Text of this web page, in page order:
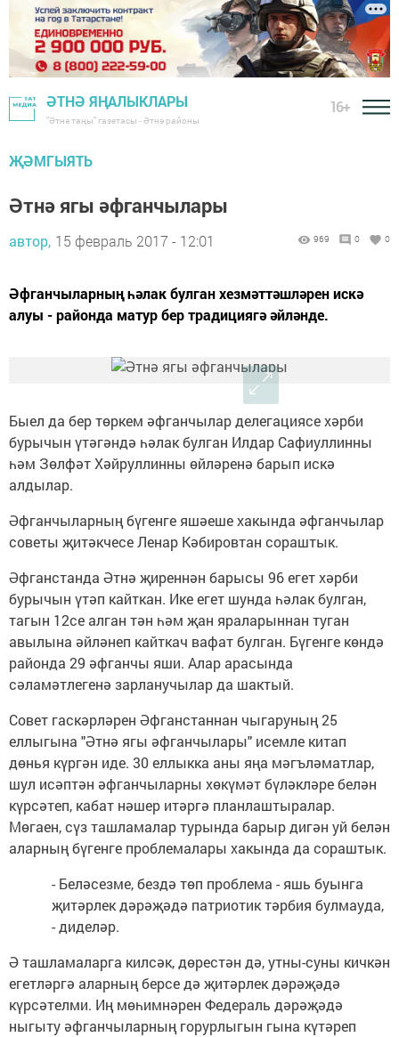
ӘТНӘ ЯҢАЛЫКЛАРЫ
"Әтнә таңы" газетасы - Әтнә районы
16+
ҖӘМГЫЯТЬ
Әтнә ягы әфганчылары
автор, 15 февраль 2017 - 12:01 969 0 0
Әфганчыларның һәлак булган хезмәттәшләрен искә
алуы - районда матур бер традициягә әйләнде.
Быел да бер төркем әфганчылар делегациясе хәрби
бурычын үтәгәндә һәлак булган Илдар Сафиуллинны
һәм Зөлфәт Хәйруллинны өйләренә барып искә
алдылар.
Әфганчыларның бүгенге яшәеше хакында әфганчылар
советы җитәкчесе Ленар Кәбировтан сораштык.
Әфганстанда Әтнә җиреннән барысы 96 егет хәрби
бурычын үтәп кайткан. Ике егет шунда һәлак булган,
тагын 12се алган тән һәм җан яраларыннан туган
авылына әйләнеп кайткач вафат булган. Бүгенге көндә
районда 29 әфганчы яши. Алар арасында
сәламәтлегенә зарланучылар да шактый.
Совет гаскәрләрен Әфганстаннан чыгаруның 25
еллыгына "Әтнә ягы әфганчылары" исемле китап
дөнья күргән иде. 30 еллыкка аны яңа мәгъләматлар,
шул исәптән әфганчыларны хөкүмәт бүләкләре белән
күрсәтеп, кабат нәшер итәргә планлаштыралар.
Мөгаен, сүз ташламалар турында барыр дигән уй белән
аларның бүгенге проблемалары хакында да сораштык.
- Беләсезме, бездә төп проблема - яшь буынга
җитәрлек дәрәҗәдә патриотик тәрбия булмауда,
- диделәр.
Ә ташламаларга килсәк, дөрестән дә, утны-суны кичкән
егетләргә аларның берсе дә җитәрлек дәрәҗәдә
күрсәтелми. Иң мөһимнәрен Федераль дәрәҗәдә
ныгыту әфганчыларның горурлыгын гына күтәреп